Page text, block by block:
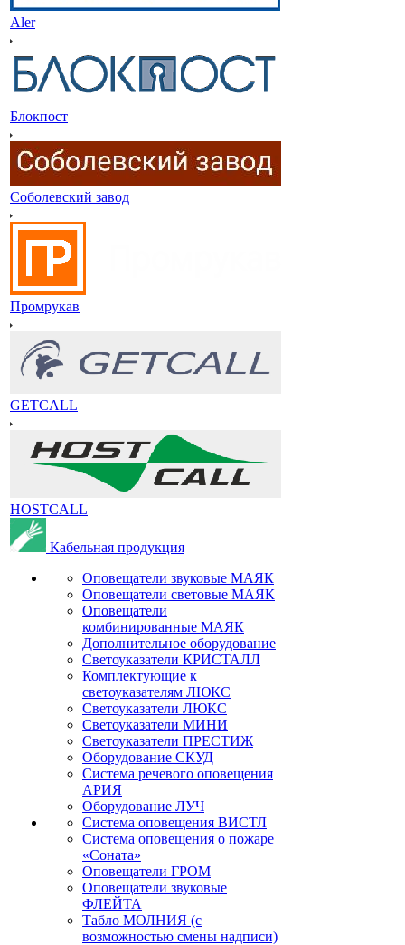
Aler
Блокпост
Соболевский завод
Промрукав
GETCALL
HOSTCALL
Кабельная продукция
Оповещатели звуковые МАЯК
Оповещатели световые МАЯК
Оповещатели
комбинированные МАЯК
Дополнительное оборудование
Светоуказатели КРИСТАЛЛ
Комплектующие к
светоуказателям ЛЮКС
Светоуказатели ЛЮКС
Светоуказатели МИНИ
Светоуказатели ПРЕСТИЖ
Оборудование СКУД
Система речевого оповещения
АРИЯ
Оборудование ЛУЧ
Система оповещения ВИСТЛ
Система оповещения о пожаре
«Соната»
Оповещатели ГРОМ
Оповещатели звуковые
ФЛЕЙТА
Табло МОЛНИЯ (с
возможностью смены надписи)